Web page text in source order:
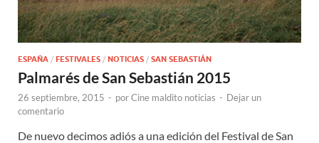
ESPAÑA / FESTIVALES / NOTICIAS / SAN SEBASTIÁN
Palmarés de San Sebastián 2015
26 septiembre, 2015 - porCine maldito noticias - Dejar un
comentario
De nuevo decimos adiós a una edición del Festival de San